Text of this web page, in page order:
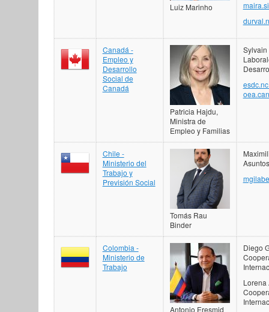
Luiz Marinho
Canadá -
Empleo y
Desarrollo
Social de
Canadá
Patricia Hajdu,
Ministra de
Empleo y Familias
Sylvain
Chile -
Ministerio del
Trabajo y
Previsión Social
Tomás Rau
Binder
Colombia -
Ministerio de
Trabajo
Antonio Eresmid
Diego
Lorena